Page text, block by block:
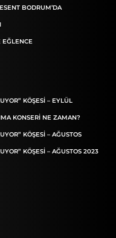
BODRUM’DA
EĞLENCE
KÖŞESI – EYLÜL
KONSERI NE ZAMAN?
KÖŞESI – AĞUSTOS
KÖŞESI – AĞUSTOS 2023